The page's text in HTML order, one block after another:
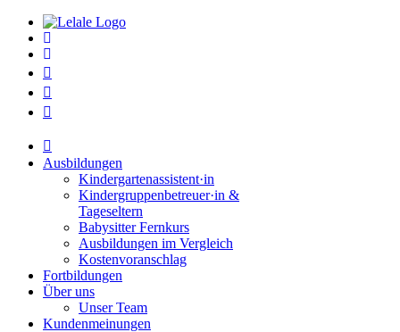
Ausbildungen
Kindergartenassistent·in
Kindergruppenbetreuer·in &
Tageseltern
Babysitter Fernkurs
Ausbildungen im Vergleich
Kostenvoranschlag
Fortbildungen
Über uns
Unser Team
Kundenmeinungen